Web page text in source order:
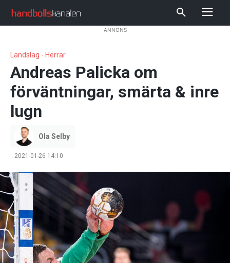
ANNONS
Landslag - Herrar
Andreas Palicka om
förväntningar, smärta & inre
lugn
Ola Selby
2021-01-26 14:10